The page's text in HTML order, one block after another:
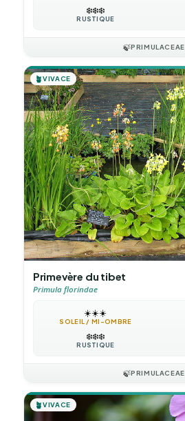
❄️❄️❄️
RUSTIQUE
🍃PRIMULACEAE
🪴VIVACE
Primevère du tibet
Primula florindae
☀️☀️☀️
SOLEIL / MI-OMBRE
❄️❄️❄️
RUSTIQUE
🍃PRIMULACEAE
🪴VIVACE